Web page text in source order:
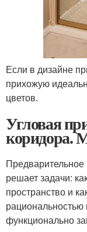
Если в дизайне
прихожую
цветов.
Угловая
коридора.
решает задачи:
пространство и
рациональностью
функционально